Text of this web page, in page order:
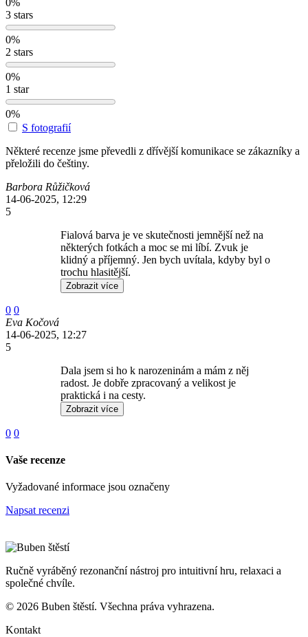
3 stars
0%
2 stars
0%
1 star
0%
S fotografií
Některé recenze jsme převedli z dřívější komunikace se zákazníky a
přeložili do češtiny.
Barbora Růžičková
14-06-2025, 12:29
5
Fialová barva je ve skutečnosti jemnější než na
některých fotkách a moc se mi líbí. Zvuk je
klidný a příjemný. Jen bych uvítala, kdyby byl o
trochu hlasitější.
Zobrazit více
0 0
Eva Kočová
14-06-2025, 12:27
5
Dala jsem si ho k narozeninám a mám z něj
radost. Je dobře zpracovaný a velikost je
praktická i na cesty.
Zobrazit více
0 0
Vaše recenze
Vyžadované informace jsou označeny
Napsat recenzi
Ručně vyráběný rezonanční nástroj pro intuitivní hru, relaxaci a
společné chvíle.
© 2026 Buben štěstí. Všechna práva vyhrazena.
Kontakt